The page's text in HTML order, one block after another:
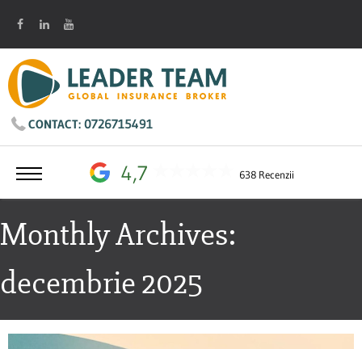
CONTACT: 0726715491
4,7 638 Recenzii
Monthly Archives:
decembrie 2025